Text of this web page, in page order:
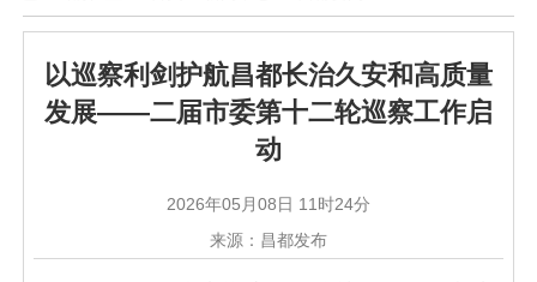
以巡察利剑护航昌都长治久安和高质量
发展——二届市委第十二轮巡察工作启
动
2026年05月08日 11时24分
来源：昌都发布